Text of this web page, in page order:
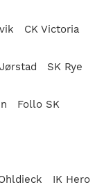
CK Victoria
SK Rye
Follo SK
IK Hero